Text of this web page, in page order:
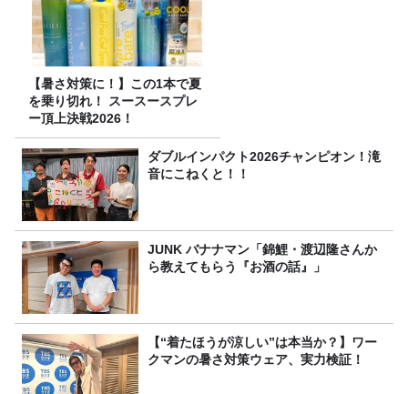
【暑さ対策に！】この1本で夏
を乗り切れ！ スースースプレ
ー頂上決戦2026！
ダブルインパクト2026チャンピオン！滝
音にこねくと！！
JUNK バナナマン「錦鯉・渡辺隆さんか
ら教えてもらう『お酒の話』」
【“着たほうが涼しい”は本当か？】ワー
クマンの暑さ対策ウェア、実力検証！